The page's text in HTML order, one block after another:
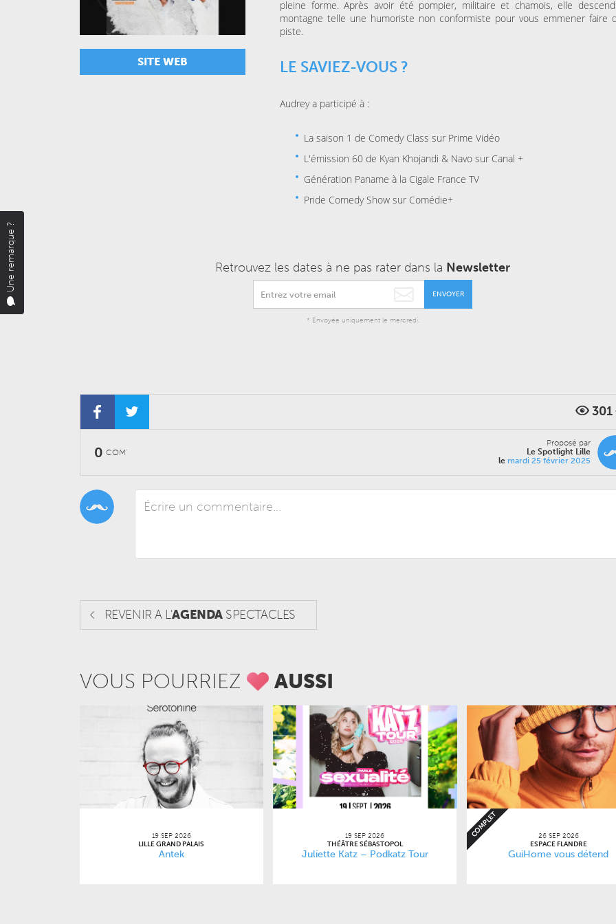
SITE WEB
pleine forme. Après avoir été pompier, militaire et chamois, elle
montagne telle une humoriste non conformiste pour vous emmener faire
piste.
LE SAVIEZ-VOUS ?
Audrey a participé à :
La saison 1 de Comedy Class sur Prime Vidéo
L'émission 60 de Kyan Khojandi & Navo sur Canal +
Génération Paname à la Cigale France TV
Pride Comedy Show sur Comédie+
Retrouvez les dates à ne pas rater dans la Newsletter
ENVOYER
* Envoyée uniquement le mercredi.
301
0 COM'
Proposé par
Le Spotlight Lille
le mardi 25 février 2025
REVENIR A L'AGENDASPECTACLES
VOUS POURRIEZ AUSSI
19 SEP 2026
LILLE GRAND PALAIS
Antek
19 SEP 2026
THÉÂTRE SÉBASTOPOL
Juliette Katz – Podkatz Tour
COMPLET
26 SEP 2026
ESPACE FLANDRE
GuiHome vous détend
Une remarque ?